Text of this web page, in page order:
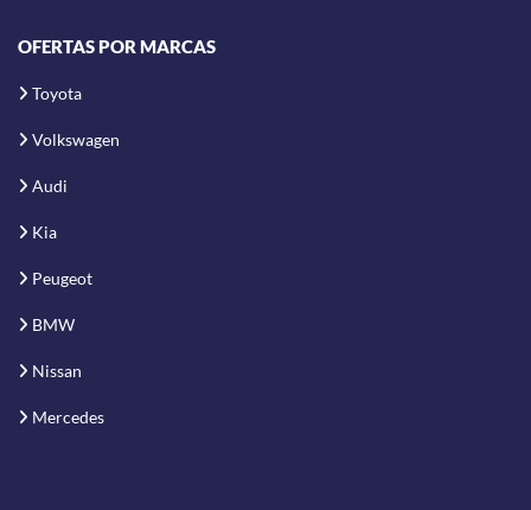
OFERTAS POR MARCAS
Toyota
Volkswagen
Audi
Kia
Peugeot
BMW
Nissan
Mercedes